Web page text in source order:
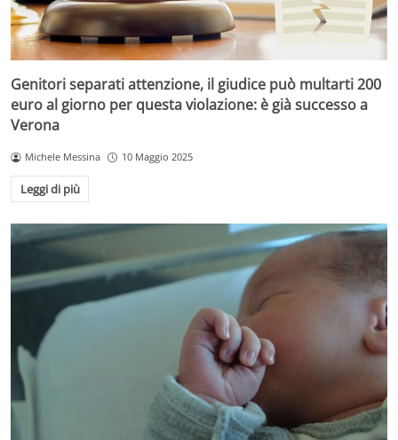
Genitori separati attenzione, il giudice può multarti 200
euro al giorno per questa violazione: è già successo a
Verona
Michele Messina 10 Maggio 2025
Leggi di più